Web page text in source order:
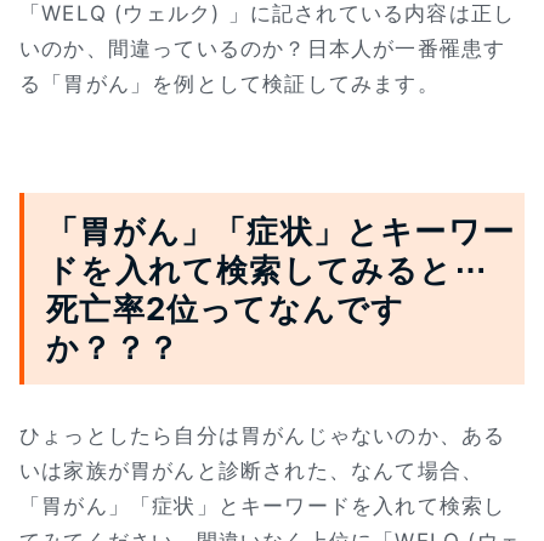
「WELQ (ウェルク) 」に記されている内容は正し
いのか、間違っているのか？日本人が一番罹患す
る「胃がん」を例として検証してみます。
「胃がん」「症状」とキーワー
ドを入れて検索してみると⋯
死亡率2位ってなんです
か？？？
ひょっとしたら自分は胃がんじゃないのか、ある
いは家族が胃がんと診断された、なんて場合、
「胃がん」「症状」とキーワードを入れて検索し